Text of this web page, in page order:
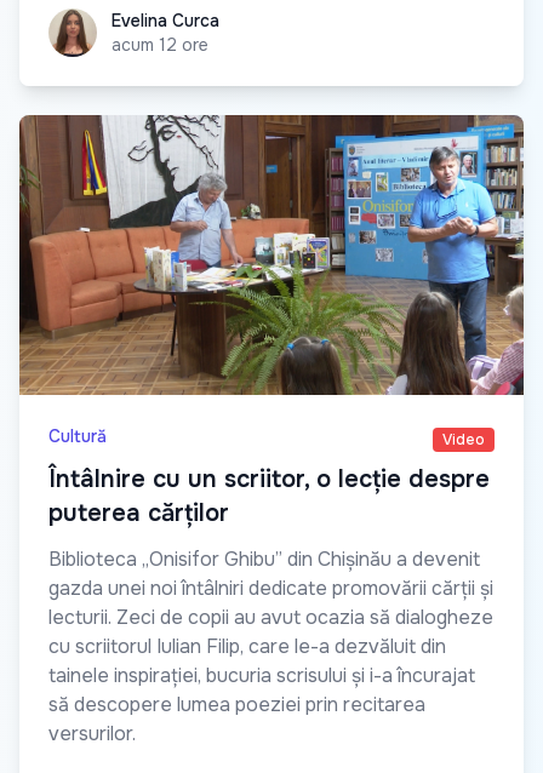
Evelina CurcaEvelina Curca
acum 12 ore
Cultură Video
Întâlnire cu un scriitor, o lecție despre
puterea cărților
Biblioteca „Onisifor Ghibu” din Chișinău a devenit
gazda unei noi întâlniri dedicate promovării cărții și
lecturii. Zeci de copii au avut ocazia să dialogheze
cu scriitorul Iulian Filip, care le-a dezvăluit din
tainele inspirației, bucuria scrisului și i-a încurajat
să descopere lumea poeziei prin recitarea
versurilor.